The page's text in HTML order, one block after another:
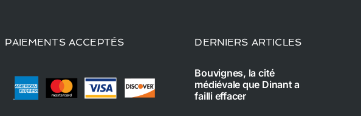
PAIEMENTS ACCEPTÉS DERNIERS ARTICLES
Bouvignes, la cité
médiévale que Dinant a
failli effacer